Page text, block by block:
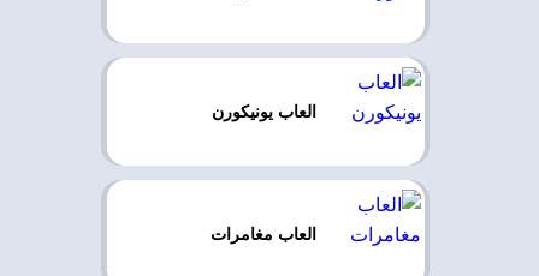
العاب يونيكورن
العاب مغامرات